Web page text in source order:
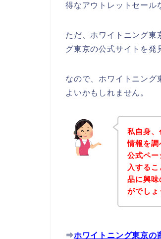
得なアウトレットセール
ただ、ホワイトニング東
グ東京の公式サイトを発
なので、ホワイトニング
よいかもしれません。
私自身
情報を
公式ペ
入する
品に興
がでしょ
⇒ホワイトニング東京の